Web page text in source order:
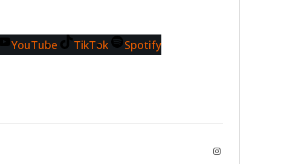
YouTube TikTok Spotify
Instagram